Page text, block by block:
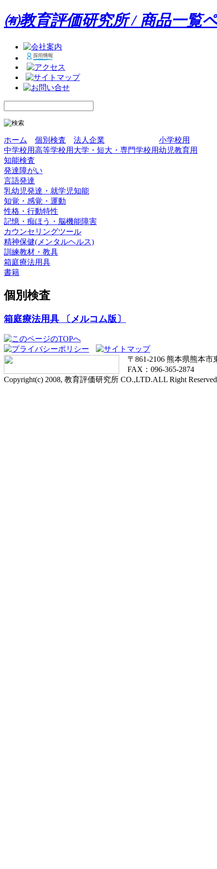
㈲教育評価研究所 / 商品一覧
ホーム 個別検査 法人企業
小学校用
中学校用高等学校用 大学・短大・専門学校用幼児教育用
知能検査
発達障がい
言語発達
乳幼児発達・就学児知能
知覚・感覚・運動
性格・行動特性
記憶・痴ほう・脳機能障害
カウンセリングツール
精神保健(メンタルヘルス)
訓練教材・教具
箱庭療法用具
書籍
個別検査
箱庭療法用具 〔メルコム版〕
〒861-2106 熊本県熊本市
FAX：096-365-2874
Copyright(c) 2008, 教育評価研究所 CO.,LTD.ALL Right Reserved